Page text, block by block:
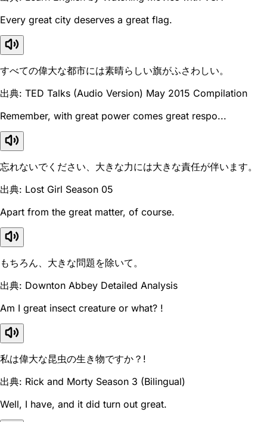
Every great city deserves a great flag.
すべての偉大な都市には素晴らしい旗がふさわしい。
出典: TED Talks (Audio Version) May 2015 Compilation
Remember, with great power comes great respo...
忘れないでください、大きな力には大きな責任が伴います。
出典: Lost Girl Season 05
Apart from the great matter, of course.
もちろん、大きな問題を除いて。
出典: Downton Abbey Detailed Analysis
Am I great insect creature or what? !
私は偉大な昆虫の生き物ですか？!
出典: Rick and Morty Season 3 (Bilingual)
Well, I have, and it did turn out great.